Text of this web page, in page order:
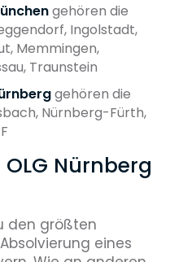
gehören die
Ingolstadt,
Memmingen,
Traunstein
gehören die
Nürnberg-Fürth,
Nürnberg
den größten
eines